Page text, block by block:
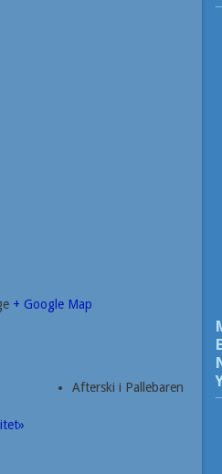
+ Google Map
Afterski i Pallebaren
E